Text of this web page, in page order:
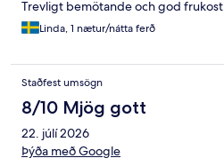
Trevligt bemötande och god frukost
Linda, 1 nætur/nátta ferð
Staðfest umsögn
8/10 Mjög gott
22. júlí 2026
Þýða með Google